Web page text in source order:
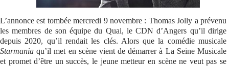
L’annonce est tombée mercredi 9 novembre : Thomas Jolly a prévenu
les membres de son équipe du Quai, le CDN d’Angers qu’il dirige
depuis 2020, qu’il rendait les clés. Alors que la comédie musicale
Starmaniaqu’il met en scène vient de démarrer à La Seine Musicale
et promet d’être un succès, le jeune metteur en scène ne veut pas se